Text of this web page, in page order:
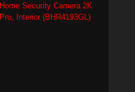
Home Security Camera 2K
Pro, Interior (BHR4193GL)